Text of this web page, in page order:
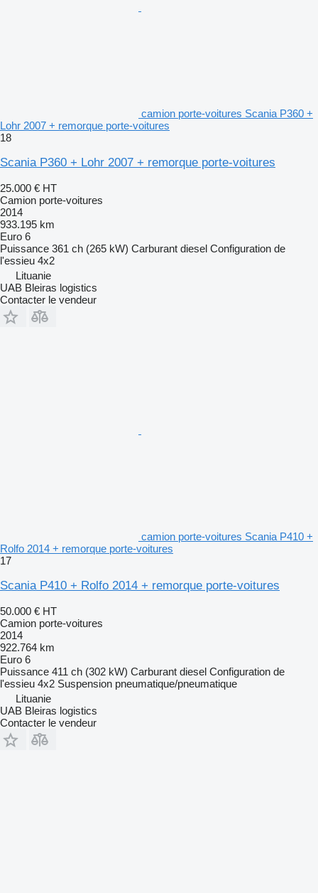
camion porte-voitures Scania P360 +
Lohr 2007 + remorque porte-voitures
18
Scania P360 + Lohr 2007 + remorque porte-voitures
25.000 € HT
Camion porte-voitures
2014
933.195 km
Euro 6
Puissance 361 ch (265 kW) Carburant diesel Configuration de
l'essieu 4x2
Lituanie
UAB Bleiras logistics
Contacter le vendeur
camion porte-voitures Scania P410 +
Rolfo 2014 + remorque porte-voitures
17
Scania P410 + Rolfo 2014 + remorque porte-voitures
50.000 € HT
Camion porte-voitures
2014
922.764 km
Euro 6
Puissance 411 ch (302 kW) Carburant diesel Configuration de
l'essieu 4x2 Suspension pneumatique/pneumatique
Lituanie
UAB Bleiras logistics
Contacter le vendeur